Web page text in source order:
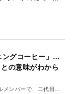
ングコーヒー」…
の意味がわから
メンバーで、二代目リ